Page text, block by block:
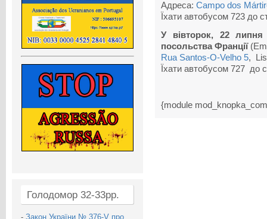
Голодомор 32-33рр.
- Закон України № 376-V про
Адреса: Campo dos
Їхати автобусом 723 до
У вівторок, 22 липня
посольства Франції
Rua Santos-O-Velho 5,
Їхати автобусом 727 до
{module